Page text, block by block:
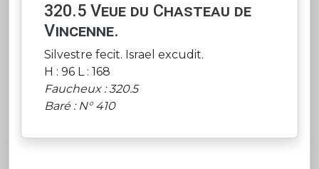
320.5 Veue du Chasteau de
Vincenne.
Silvestre fecit. Israel excudit.
H : 96 L : 168
Faucheux : 320.5
Baré : N° 410